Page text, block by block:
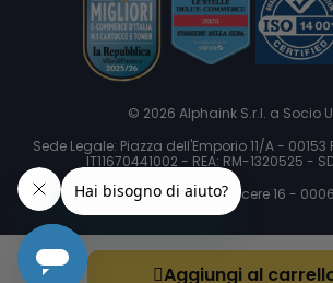
Aggiungi al
© 2026 Alphaink S.r.l. a Socio
Sede Legale: Piazza dell'Emporio 11/A - 00153
IT11670441002 - REA: RM-1320525 -
Sede Operativa: Via delle Macere 16 -